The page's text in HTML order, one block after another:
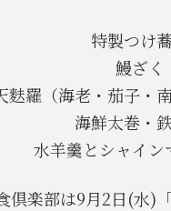
特製つけ
鰻ざく
麩羅（海老・茄子・
海鮮太巻・
水羊羹とシャイン
倶楽部は9月2日(水)